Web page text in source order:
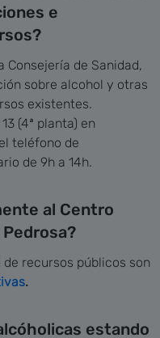
e
Consejería de Sanidad,
sobre alcohol y otras
existentes.
(4ª planta) en
teléfono de
de 9h a 14h.
al Centro
recursos públicos son
.
estando